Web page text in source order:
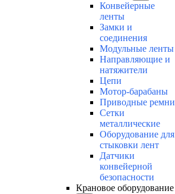
Конвейерные
ленты
Замки и
соединения
Модульные ленты
Направляющие и
натяжители
Цепи
Мотор-барабаны
Приводные ремни
Сетки
металлические
Оборудование для
стыковки лент
Датчики
конвейерной
безопасности
Крановое оборудование